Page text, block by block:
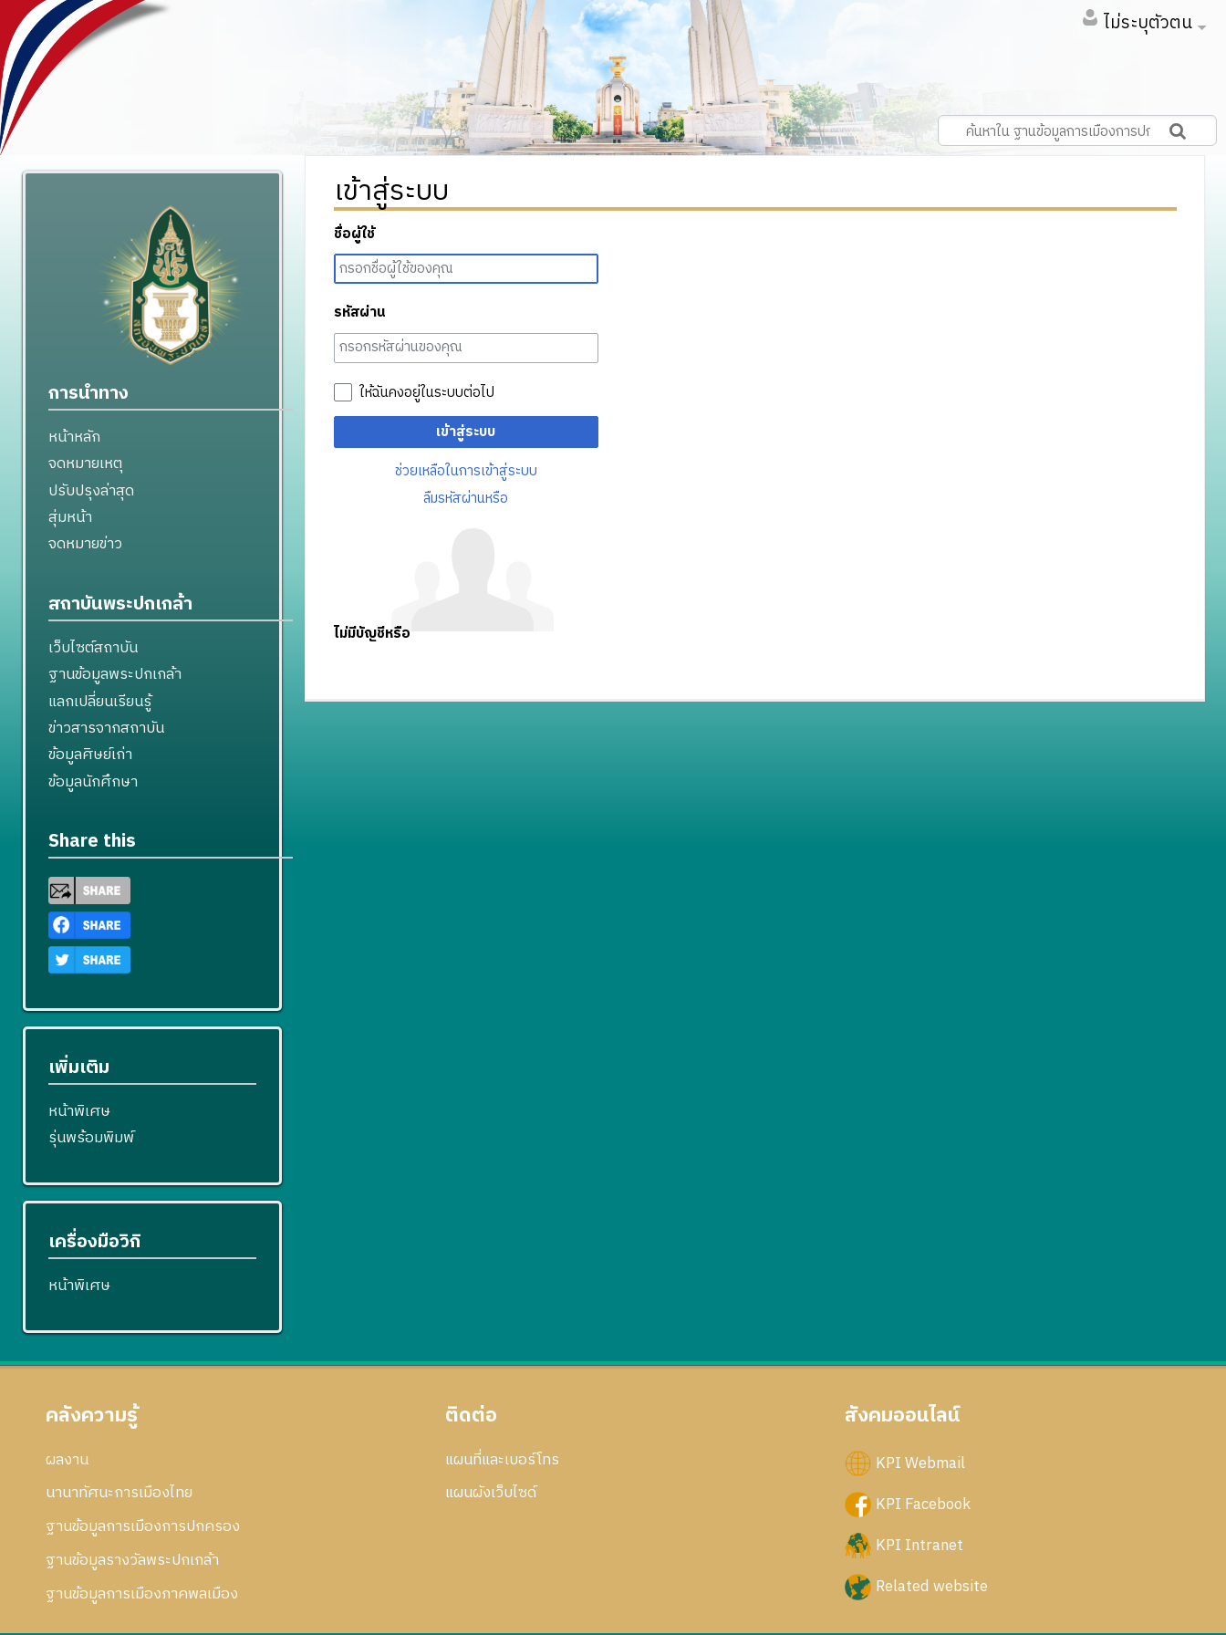
ไม่ระบุตัวตน
เข้าสู่ระบบ
ชื่อผู้ใช้
รหัสผ่าน
ให้ฉันคงอยู่ในระบบต่อไป
เข้าสู่ระบบ
ช่วยเหลือในการเข้าสู่ระบบ
ลืมรหัสผ่านหรือ
ไม่มีบัญชีหรือ
การนำทาง
หน้าหลัก
จดหมายเหตุ
ปรับปรุงล่าสุด
สุ่มหน้า
จดหมายข่าว
สถาบันพระปกเกล้า
เว็บไซต์สถาบัน
ฐานข้อมูลพระปกเกล้า
แลกเปลี่ยนเรียนรู้
ข่าวสารจากสถาบัน
ข้อมูลศิษย์เก่า
ข้อมูลนักศึกษา
Share this
เพิ่มเติม
หน้าพิเศษ
รุ่นพร้อมพิมพ์
เครื่องมือวิกิ
หน้าพิเศษ
คลังความรู้
ผลงาน
นานาทัศนะการเมืองไทย
ฐานข้อมูลการเมืองการปกครอง
ฐานข้อมูลรางวัลพระปกเกล้า
ฐานข้อมูลการเมืองภาคพลเมือง
ติดต่อ
แผนที่และเบอร์โทร
แผนผังเว็บไซด์
สังคมออนไลน์
KPI Webmail
KPI Facebook
KPI Intranet
Related website